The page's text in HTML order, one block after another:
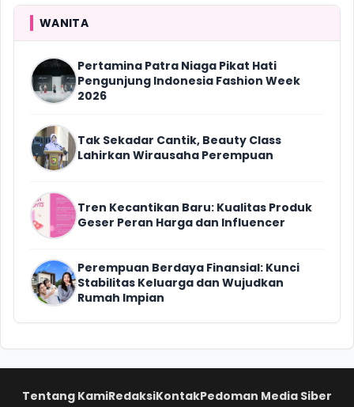
WANITA
Pertamina Patra Niaga Pikat Hati
Pengunjung Indonesia Fashion Week
2026
Tak Sekadar Cantik, Beauty Class
Lahirkan Wirausaha Perempuan
Tren Kecantikan Baru: Kualitas Produk
Geser Peran Harga dan Influencer
Perempuan Berdaya Finansial: Kunci
Stabilitas Keluarga dan Wujudkan
Rumah Impian
Tentang KamiRedaksiKontakPedoman Media Siber